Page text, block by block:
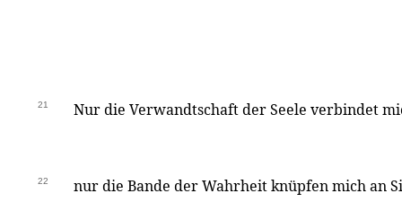
21 Nur die Verwandtschaft der Seele verbindet
22 nur die Bande der Wahrheit knüpfen mich an